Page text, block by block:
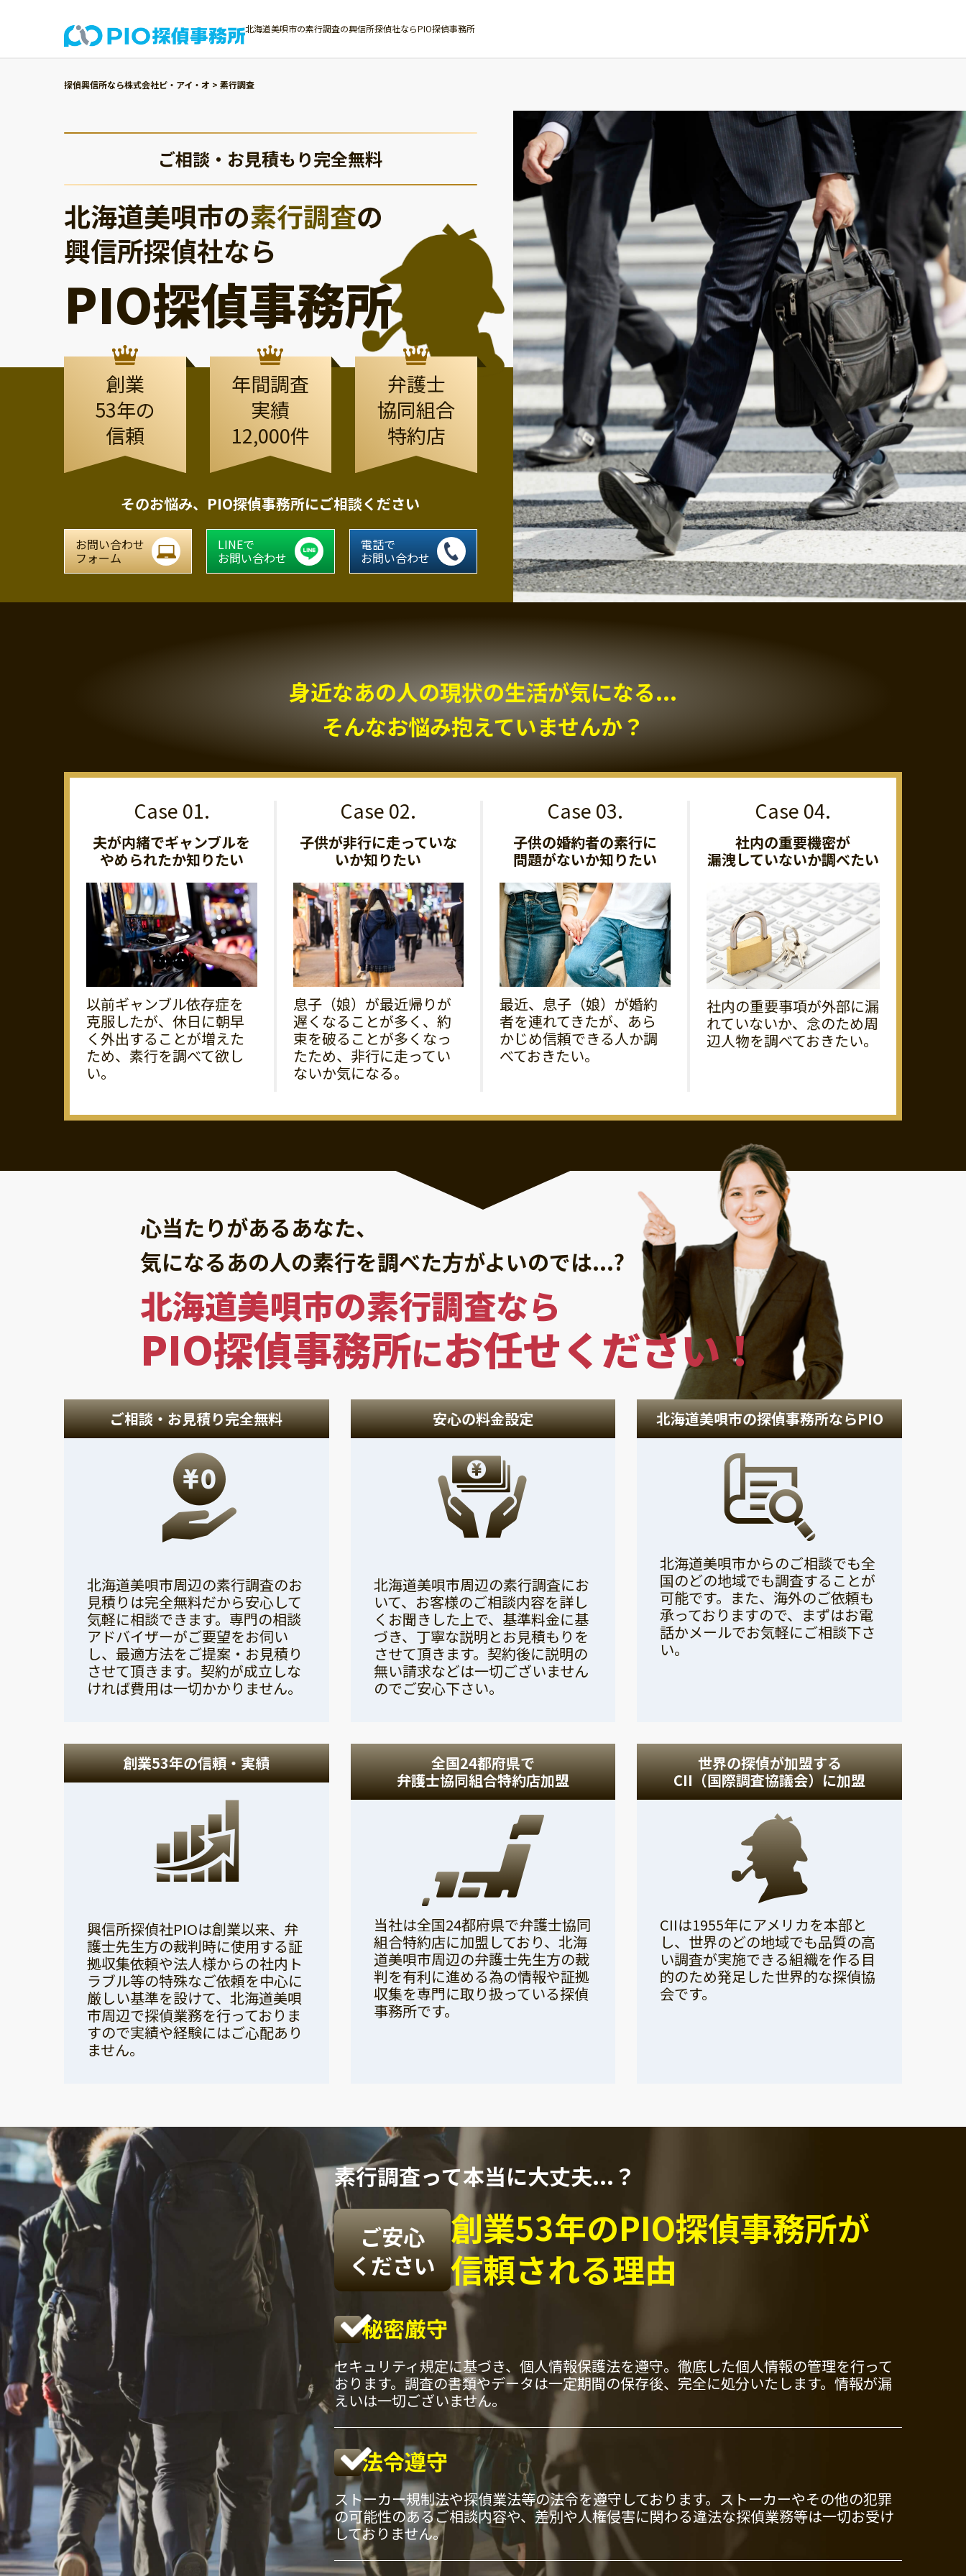
北海道美唄市の素行調査の興信所探偵社ならPIO探偵事務所
探偵興信所なら株式会社ピ・アイ・オ > 素行調査
ご相談・お見積もり完全無料
北海道美唄市の素行調査の
興信所探偵社なら
PIO探偵事務所
創業
53年の
信頼
年間調査
実績
12,000件
弁護士
協同組合
特約店
そのお悩み、 PIO探偵事務所にご相談ください
お問い合わせ
フォーム
LINEで
お問い合わせ
電話で
お問い合わせ
身近なあの人の現状の生活が気になる...
そんなお悩み抱えていませんか？
夫が内緒でギャンブルを
やめられたか知りたい
以前ギャンブル依存症を
克服したが、休日に朝早
く外出することが増えた
ため、素行を調べて欲し
い。
子供が非行に走っていな
いか知りたい
息子（娘）が最近帰りが
遅くなることが多く、約
束を破ることが多くなっ
たため、非行に走ってい
ないか気になる。
子供の婚約者の素行に
問題がないか知りたい
最近、息子（娘）が婚約
者を連れてきたが、あら
かじめ信頼できる人か調
べておきたい。
社内の重要機密が
漏洩していないか調べたい
社内の重要事項が外部に漏
れていないか、念のため周
辺人物を調べておきたい。
心当たりがあるあなた、
気になるあの人の素行を調べた方がよいのでは...?
北海道美唄市の素行調査なら
PIO探偵事務所にお任せください！
ご相談・お見積り完全無料
北海道美唄市周辺の素行調査のお
見積りは完全無料だから安心して
気軽に相談できます。専門の相談
アドバイザーがご要望をお伺い
し、最適方法をご提案・お見積り
させて頂きます。契約が成立しな
ければ費用は一切かかりません。
安心の料金設定
北海道美唄市周辺の素行調査にお
いて、お客様のご相談内容を詳し
くお聞きした上で、基準料金に基
づき、丁寧な説明とお見積もりを
させて頂きます。契約後に説明の
無い請求などは一切ございません
のでご安心下さい。
北海道美唄市の探偵事務所ならPIO
北海道美唄市からのご相談でも全
国のどの地域でも調査することが
可能です。また、海外のご依頼も
承っておりますので、まずはお電
話かメールでお気軽にご相談下さ
い。
創業53年の信頼・実績
興信所探偵社PIOは創業以来、弁
護士先生方の裁判時に使用する証
拠収集依頼や法人様からの社内ト
ラブル等の特殊なご依頼を中心に
厳しい基準を設けて、北海道美唄
市周辺で探偵業務を行っておりま
すので実績や経験にはご心配あり
ません。
全国24都府県で
弁護士協同組合特約店加盟
当社は全国24都府県で弁護士協同
組合特約店に加盟しており、北海
道美唄市周辺の弁護士先生方の裁
判を有利に進める為の情報や証拠
収集を専門に取り扱っている探偵
事務所です。
世界の探偵が加盟する
CII（国際調査協議会）に加盟
CIIは1955年にアメリカを本部と
し、世界のどの地域でも品質の高
い調査が実施できる組織を作る目
的のため発足した世界的な探偵協
会です。
素行調査って本当に大丈夫...？
ご安心
ください
創業53年のPIO探偵事務所が
信頼される理由
秘密厳守
セキュリティ規定に基づき、個人情報保護法を遵守。徹底した個人情報の管理を行って
おります。調査の書類やデータは一定期間の保存後、完全に処分いたします。情報が漏
えいは一切ございません。
法令遵守
ストーカー規制法や探偵業法等の法令を遵守しております。ストーカーやその他の犯罪
の可能性のあるご相談内容や、差別や人権侵害に関わる違法な探偵業務等は一切お受け
しておりません。